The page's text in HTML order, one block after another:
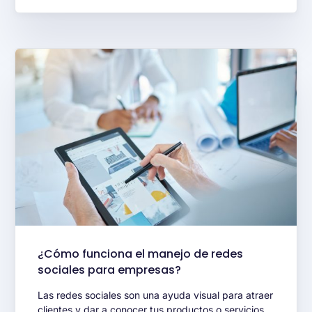
¿Cómo funciona el manejo de redes
sociales para empresas?
Las redes sociales son una ayuda visual para atraer
clientes y dar a conocer tus productos o servicios,